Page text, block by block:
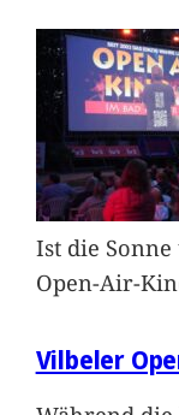
Ist die
Open-Air-
Vilbeler